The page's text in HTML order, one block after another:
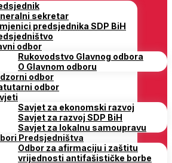
sekretar
predsjednika SDP BiH
odbor
Rukovodstvo Glavnog odbora
O Glavnom odboru
odbor
odbor
Savjet za ekonomski razvoj
Savjet za razvoj SDP BiH
Savjet za lokalnu samoupravu
Predsjedništva
Odbor za afirmaciju i zaštitu
vrijednosti antifašističke borbe